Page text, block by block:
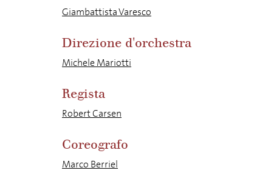
Giambattista Varesco
Direzione d'orchestra
Michele Mariotti
Regista
Robert Carsen
Coreografo
Marco Berriel